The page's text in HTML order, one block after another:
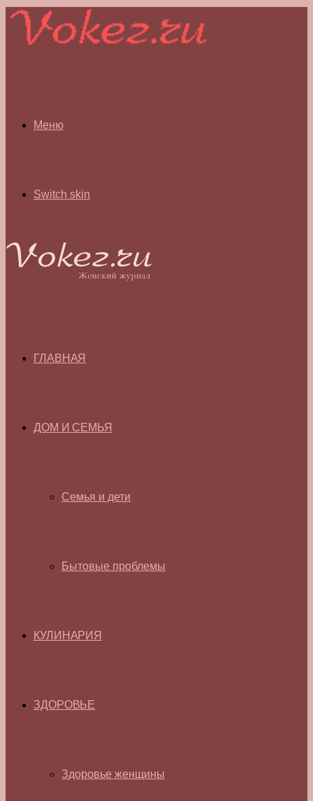
Меню
Switch skin
ГЛАВНАЯ
ДОМ И СЕМЬЯ
Семья и дети
Бытовые проблемы
КУЛИНАРИЯ
ЗДОРОВЬЕ
Здоровье женщины